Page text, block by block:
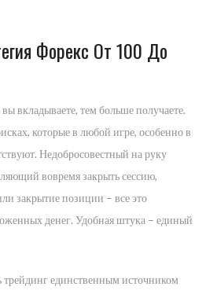
Форекс От 100 До
вкладываете, тем больше получаете.
которые в любой игре, особенно в
Недобросовестный на руку
вовремя закрыть сессию,
закрытие позиции – все это
денег. Удобная штука – единый
трейдинг единственным источником